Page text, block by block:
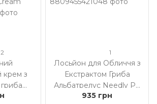
2
крем з
pH
1
Лосьйон для Обличчя з
Екстрактом Гриба
Альбатрелус Needly Ph
Balancing Essence Lotion
935 грн